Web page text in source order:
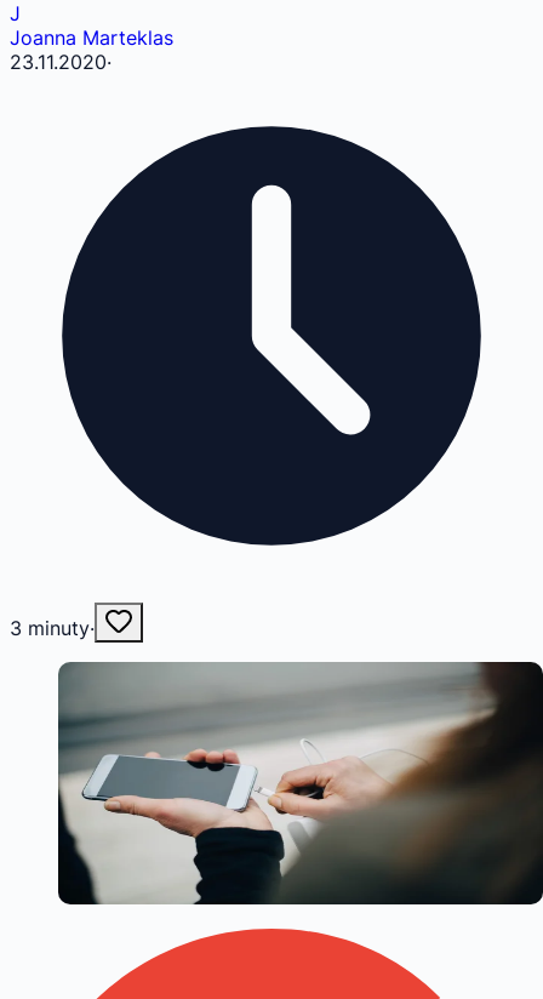
J
Joanna Marteklas
23.11.2020·
3 minuty·